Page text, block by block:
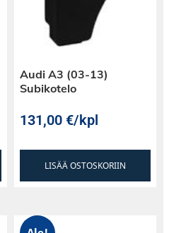
Audi A3 (03-13)
Subikotelo
131,00€/kpl
LISÄÄ OSTOSKORIIN